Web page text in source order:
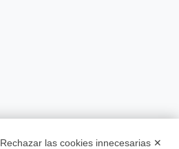
Rechazar las cookies innecesarias ✕